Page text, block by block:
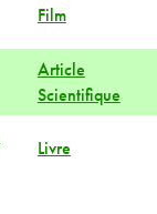
Film
Article
Scientifique
Livre